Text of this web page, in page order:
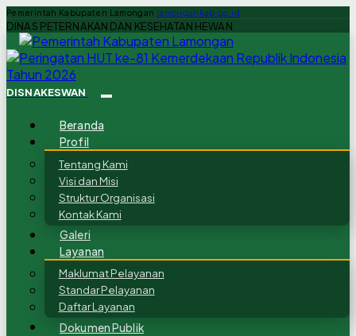
Pemerintah Kabupaten Lamongan lamongankab.go.id
DINAS PETERNAKAN DAN KESEHATAN HEWAN
DISNAKESWAN
Beranda
Profil
Tentang Kami
Visi dan Misi
Struktur Organisasi
Kontak Kami
Galeri
Layanan
Maklumat Pelayanan
Standar Pelayanan
Daftar Layanan
Dokumen Publik